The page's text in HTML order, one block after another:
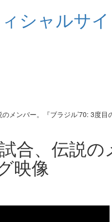
シャルサイ
メンバー。『ブラジル’70: 3度
合、伝説の
映像